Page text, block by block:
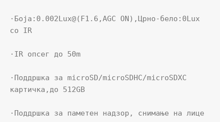
·Боја:0.002Lux@(F1.6,AGC ON),Црно-бело:0Lux
со IR
·IR опсег до 50m
·Поддршка за microSD/microSDHC/microSDXC
картичка,до 512GB
·Поддршка за паметен надзор, снимање на лице